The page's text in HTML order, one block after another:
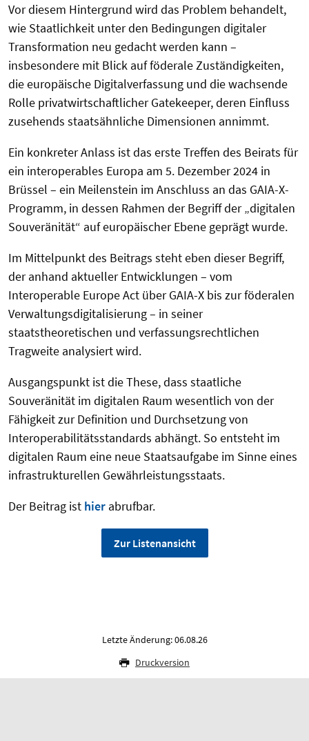
Vor diesem Hintergrund wird das Problem behandelt,
wie Staatlichkeit unter den Bedingungen digitaler
Transformation neu gedacht werden kann –
insbesondere mit Blick auf föderale Zuständigkeiten,
die europäische Digitalverfassung und die wachsende
Rolle privatwirtschaftlicher Gatekeeper, deren Einfluss
zusehends staatsähnliche Dimensionen annimmt.
Ein konkreter Anlass ist das erste Treffen des Beirats für
ein interoperables Europa am 5. Dezember 2024 in
Brüssel – ein Meilenstein im Anschluss an das GAIA-X-
Programm, in dessen Rahmen der Begriff der „digitalen
Souveränität“ auf europäischer Ebene geprägt wurde.
Im Mittelpunkt des Beitrags steht eben dieser Begriff,
der anhand aktueller Entwicklungen – vom
Interoperable Europe Act über GAIA-X bis zur föderalen
Verwaltungsdigitalisierung – in seiner
staatstheoretischen und verfassungsrechtlichen
Tragweite analysiert wird.
Ausgangspunkt ist die These, dass staatliche
Souveränität im digitalen Raum wesentlich von der
Fähigkeit zur Definition und Durchsetzung von
Interoperabilitätsstandards abhängt. So entsteht im
digitalen Raum eine neue Staatsaufgabe im Sinne eines
infrastrukturellen Gewährleistungsstaats.
Der Beitrag ist hier abrufbar.
Zur Listenansicht
Letzte Änderung: 06.08.26
Druckversion